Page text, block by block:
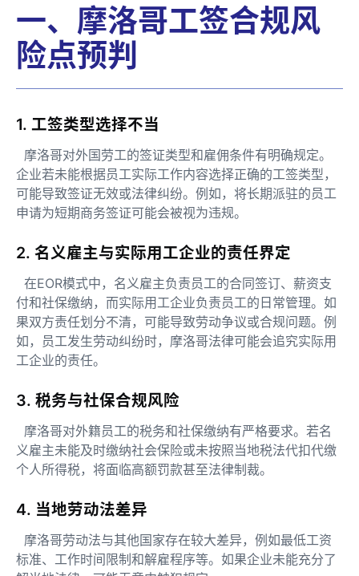
一、摩洛哥工签合规风
险点预判
1. 工签类型选择不当
摩洛哥对外国劳工的签证类型和雇佣条件有明确规定。
企业若未能根据员工实际工作内容选择正确的工签类型，
可能导致签证无效或法律纠纷。例如，将长期派驻的员工
申请为短期商务签证可能会被视为违规。
2. 名义雇主与实际用工企业的责任界定
在EOR模式中，名义雇主负责员工的合同签订、薪资支
付和社保缴纳，而实际用工企业负责员工的日常管理。如
果双方责任划分不清，可能导致劳动争议或合规问题。例
如，员工发生劳动纠纷时，摩洛哥法律可能会追究实际用
工企业的责任。
3. 税务与社保合规风险
摩洛哥对外籍员工的税务和社保缴纳有严格要求。若名
义雇主未能及时缴纳社会保险或未按照当地税法代扣代缴
个人所得税，将面临高额罚款甚至法律制裁。
4. 当地劳动法差异
摩洛哥劳动法与其他国家存在较大差异，例如最低工资
标准、工作时间限制和解雇程序等。如果企业未能充分了